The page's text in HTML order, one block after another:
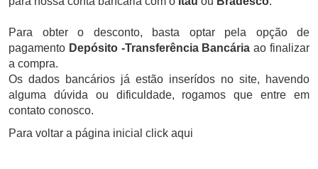
Para obter o desconto, basta optar pela opção de
pagamento Depósito -Transferência Bancária ao finalizar
a compra.
Os dados bancários já estão inserídos no site, havendo
alguma dúvida ou dificuldade, rogamos que entre em
contato conosco.
Para voltar a página inicial click aqui